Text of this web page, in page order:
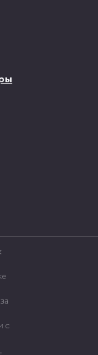
с
,